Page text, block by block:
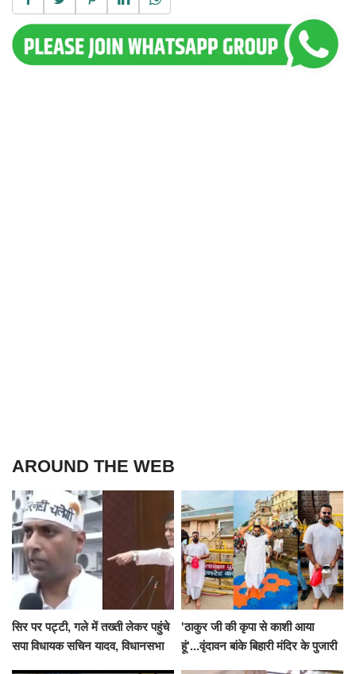
AROUND THE WEB
सिर पर पट्टी, गले में तख्ती लेकर पहुंचे
सपा विधायक सचिन यादव, विधानसभा
'ठाकुर जी की कृपा से काशी आया
हूं'...वृंदावन बांके बिहारी मंदिर के पुजारी